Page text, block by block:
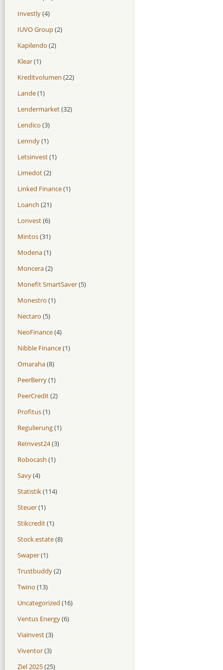
Investly(4)
IUVO Group(2)
Kapilendo (2)
Klear(1)
Kreditvolumen (22)
Lande(1)
Lendermarket(32)
Lendico (3)
Lenndy(1)
Letsinvest(1)
Limedot(2)
Linked Finance(1)
Loanch (21)
Lonvest(6)
Mintos(31)
Modena(1)
Moncera(2)
Monefit SmartSaver(5)
Monestro (1)
Nectaro (5)
NeoFinance(4)
Nibble Finance(1)
Omaraha(8)
PeerBerry(1)
PeerCredit(2)
Profitus(1)
Regulierung(1)
ReInvest24(3)
Robocash (1)
Savy(4)
Statistik(114)
Steuer(1)
Stikcredit(1)
Stock.estate(8)
Swaper(1)
Trustbuddy(2)
Twino (13)
Uncategorized (16)
Ventus Energy(6)
Viainvest(3)
Viventor(3)
Ziel 2025(25)